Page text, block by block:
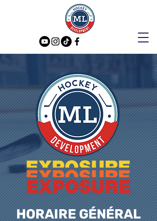
HORAIRE GÉNÉRAL